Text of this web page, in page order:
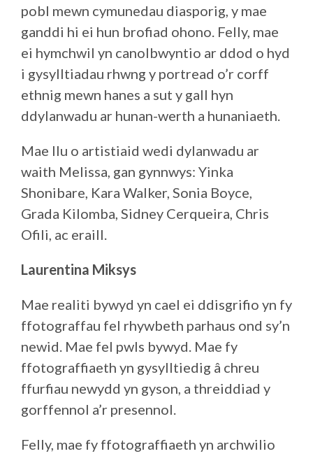
pobl mewn cymunedau diasporig, y mae
ganddi hi ei hun brofiad ohono. Felly, mae
ei hymchwil yn canolbwyntio ar ddod o hyd
i gysylltiadau rhwng y portread o’r corff
ethnig mewn hanes a sut y gall hyn
ddylanwadu ar hunan-werth a hunaniaeth.
Mae llu o artistiaid wedi dylanwadu ar
waith Melissa, gan gynnwys: Yinka
Shonibare, Kara Walker, Sonia Boyce,
Grada Kilomba, Sidney Cerqueira, Chris
Ofili, ac eraill.
Laurentina Miksys
Mae realiti bywyd yn cael ei ddisgrifio yn fy
ffotograffau fel rhywbeth parhaus ond sy’n
newid. Mae fel pwls bywyd. Mae fy
ffotograffiaeth yn gysylltiedig â chreu
ffurfiau newydd yn gyson, a threiddiad y
gorffennol a’r presennol.
Felly, mae fy ffotograffiaeth yn archwilio